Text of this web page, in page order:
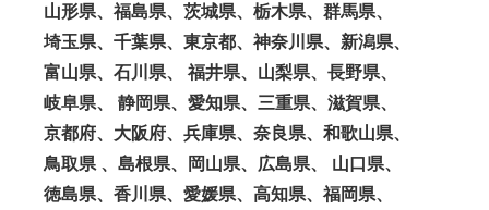
山形県、福島県、茨城県、栃木県、群馬県、
埼玉県、千葉県、東京都、神奈川県、新潟県、
富山県、石川県、 福井県、山梨県、長野県、
岐阜県、 静岡県、愛知県、三重県、滋賀県、
京都府、大阪府、兵庫県、奈良県、和歌山県、
鳥取県 、島根県、岡山県、広島県、 山口県、
徳島県、香川県、愛媛県、高知県、福岡県、